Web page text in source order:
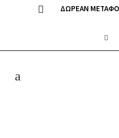
ΔΩΡΕΑΝ